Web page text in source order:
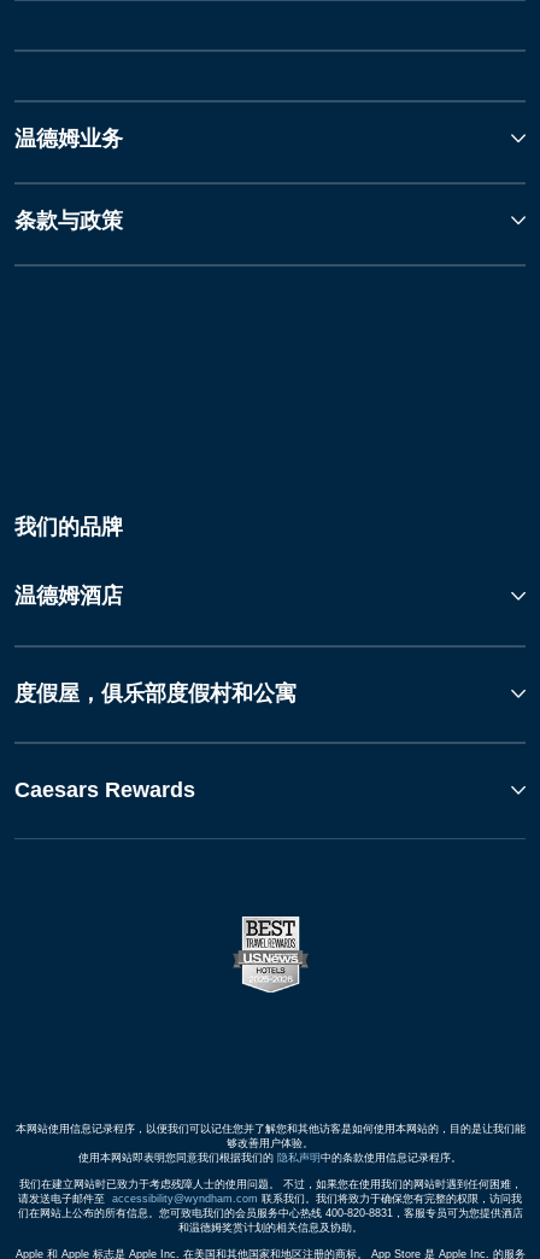
温德姆业务
条款与政策
我们的品牌
温德姆酒店
度假屋，俱乐部度假村和公寓
Caesars Rewards
本网站使用信息记录程序，以便我们可以记住您并了解您和其他访客是如何使用本网站的，目的是让我们能
够改善用户体验。
使用本网站即表明您同意我们根据我们的 隐私声明中的条款使用信息记录程序。
我们在建立网站时已致力于考虑残障人士的使用问题。 不过，如果您在使用我们的网站时遇到任何困难，
请发送电子邮件至 accessibility@wyndham.com 联系我们。我们将致力于确保您有完整的权限，访问我
们在网站上公布的所有信息。您可致电我们的会员服务中心热线 400-820-8831，客服专员可为您提供酒店
和温德姆奖赏计划的相关信息及协助。
Apple 和 Apple 标志是 Apple Inc. 在美国和其他国家和地区注册的商标。 App Store 是 Apple Inc. 的服务